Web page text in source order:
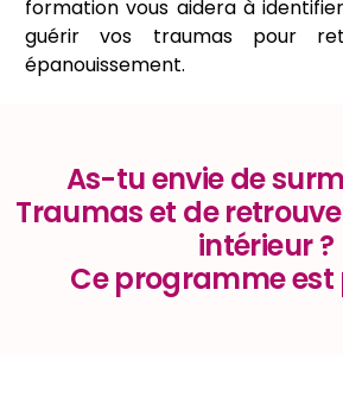
formation vous aidera à
guérir vos traumas pour
épanouissement.
As-tu envie de
Traumas et de
intérieur ?
Ce programme est